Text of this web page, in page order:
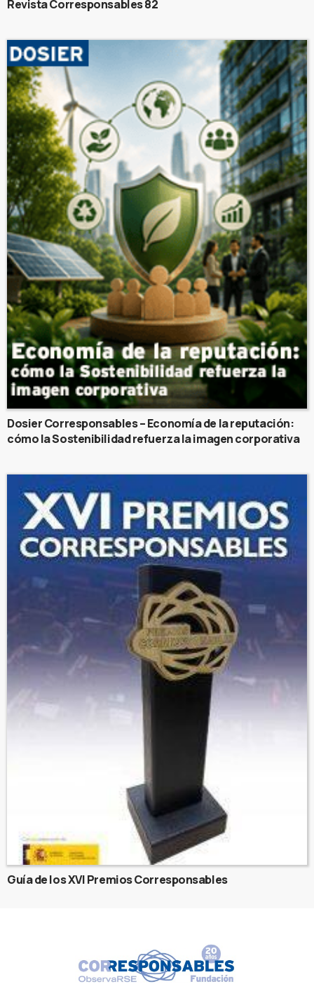
Revista Corresponsables 82
Dosier Corresponsables – Economía de la reputación:
cómo la Sostenibilidad refuerza la imagen corporativa
Guía de los XVI Premios Corresponsables